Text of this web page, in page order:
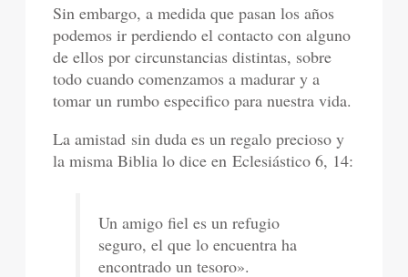
Sin embargo, a medida que pasan los años
podemos ir perdiendo el contacto con alguno
de ellos por circunstancias distintas, sobre
todo cuando comenzamos a madurar y a
tomar un rumbo especifico para nuestra vida.
La amistad sin duda es un regalo precioso y
la misma Biblia lo dice en Eclesiástico 6, 14:
Un amigo fiel es un refugio
seguro, el que lo encuentra ha
encontrado un tesoro».